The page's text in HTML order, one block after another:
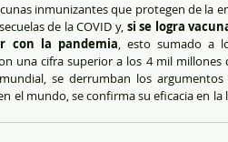
inmunizantes que protegen de la
de la COVID y, si se logra
con la pandemia, esto sumado a
una cifra superior a los 4 mil millones
se derrumban los
el mundo, se confirma su eficacia en la